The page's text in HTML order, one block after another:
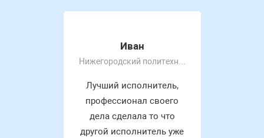
Иван
Нижегородский политехнический колледж им Руднева А. П
Лучший исполнитель,
профессионал своего
дела сделала то что
другой исполнитель уже